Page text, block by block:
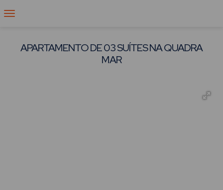
APARTAMENTO DE 03 SUÍTES NA QUADRA
MAR